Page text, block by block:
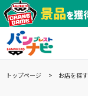
トップページ お店を探す